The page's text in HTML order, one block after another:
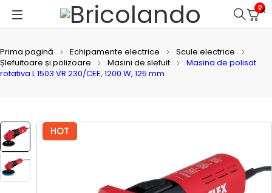
0
Prima pagină Echipamente electrice
Scule electrice
Șlefuitoare și polizoare
Masini de slefuit
Masina de polisat
rotativa L 1503 VR 230/CEE, 1200 W, 125 mm
HOT